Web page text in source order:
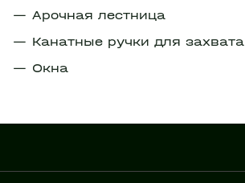
Арочная лестница
Канатные ручки для захвата
Окна